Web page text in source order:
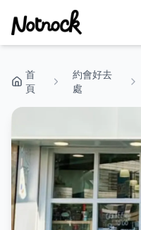
首
頁
約會好去
處